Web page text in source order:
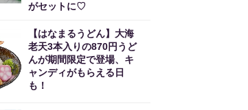
がセットに♡
【はなまるうどん】大海
老天3本入りの870円うど
んが期間限定で登場、キ
ャンディがもらえる日
も！